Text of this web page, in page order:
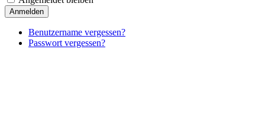
Anmelden
Benutzername vergessen?
Passwort vergessen?